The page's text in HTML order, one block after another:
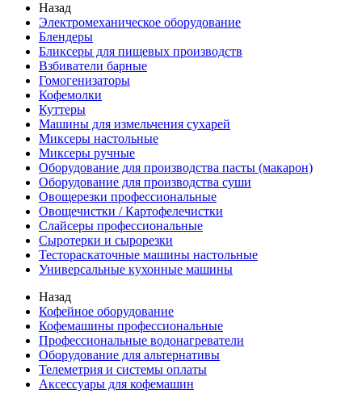
Назад
Электромеханическое оборудование
Блендеры
Бликсеры для пищевых производств
Взбиватели барные
Гомогенизаторы
Кофемолки
Куттеры
Машины для измельчения сухарей
Миксеры настольные
Миксеры ручные
Оборудование для производства пасты (макарон)
Оборудование для производства суши
Овощерезки профессиональные
Овощечистки / Картофелечистки
Слайсеры профессиональные
Сыротерки и сырорезки
Тестораскаточные машины настольные
Универсальные кухонные машины
Назад
Кофейное оборудование
Кофемашины профессиональные
Профессиональные водонагреватели
Оборудование для альтернативы
Телеметрия и системы оплаты
Аксессуары для кофемашин